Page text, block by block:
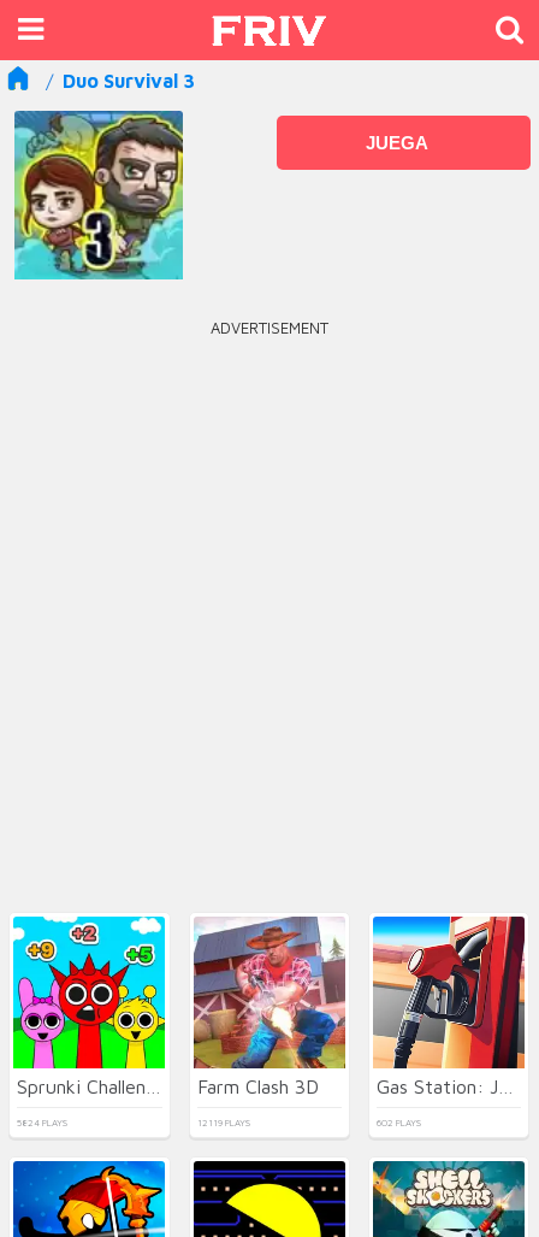
Duo Survival 3
JUEGA
ADVERTISEMENT
5824 PLAYS
Farm Clash 3D
12119 PLAYS 602 PLAYS